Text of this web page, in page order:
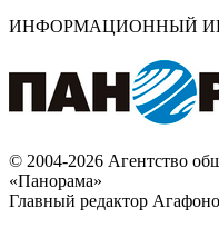
ИНФОРМАЦИОННЫЙ
© 2004-2026 Агентство
«Панорама»
Главный редактор